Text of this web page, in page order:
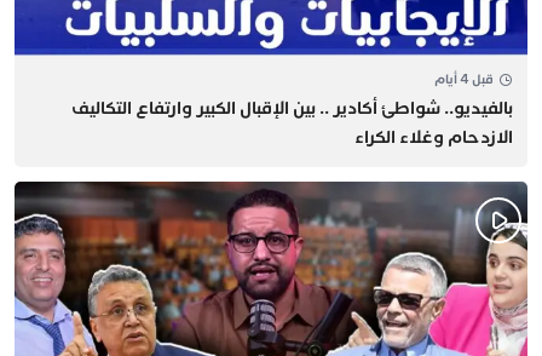
قبل 4 أيام
بالفيديو.. شواطئ أكادير .. بين الإقبال الكبير وارتفاع التكاليف
الازدحام وغلاء الكراء